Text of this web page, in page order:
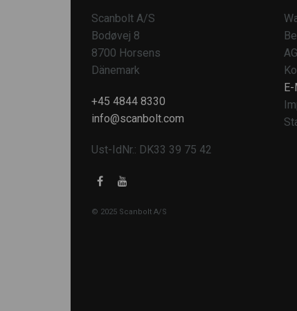
Scanbolt A/S
Bodøvej 8
8700 Horsens
Dänemark
+45 4844 8330
info@scanbolt.com
Ust-IdNr.: DK33 39 75 42
© 2025 Scanbolt A/S